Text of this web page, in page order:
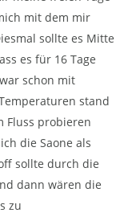
mit dem mir
sollte es Mitte
es für 16 Tage
schon mit
stand
Fluss probieren
die Saone als
sollte durch die
dann wären die
zu